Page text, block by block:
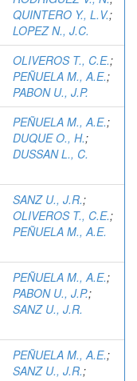
QUINTERO Y., L.V.;
LOPEZ N., J.C.
OLIVEROS T., C.E.;
PEÑUELA M., A.E.;
PABON U., J.P.
PEÑUELA M., A.E.;
DUQUE O., H.;
DUSSAN L., C.
SANZ U., J.R.;
OLIVEROS T., C.E.;
PEÑUELA M., A.E.
PEÑUELA M., A.E.;
PABON U., J.P.;
SANZ U., J.R.
PEÑUELA M., A.E.;
SANZ U., J.R.;